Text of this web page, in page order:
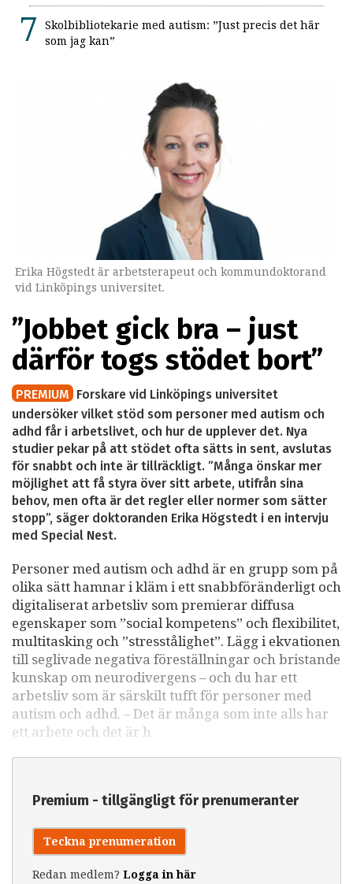
Skolbibliotekarie med autism: ”Just precis det här
som jag kan”
Erika Högstedt är arbetsterapeut och kommundoktorand
vid Linköpings universitet.
”Jobbet gick bra – just
därför togs stödet bort”
PREMIUM Forskare vid Linköpings universitet
undersöker vilket stöd som personer med autism och
adhd får i arbetslivet, och hur de upplever det. Nya
studier pekar på att stödet ofta sätts in sent, avslutas
för snabbt och inte är tillräckligt. ”Många önskar mer
möjlighet att få styra över sitt arbete, utifrån sina
behov, men ofta är det regler eller normer som sätter
stopp”, säger doktoranden Erika Högstedt i en intervju
med Special Nest.
Personer med autism och adhd är en grupp som på
olika sätt hamnar i kläm i ett snabbföränderligt och
digitaliserat arbetsliv som premierar diffusa
egenskaper som ”social kompetens” och flexibilitet,
multitasking och ”stresstålighet”. Lägg i ekvationen
till seglivade negativa föreställningar och bristande
kunskap om neurodivergens – och du har ett
arbetsliv som är särskilt tufft för personer med
autism och adhd. – Det är många som inte alls har
ett arbete och det är h
Premium - tillgängligt för prenumeranter
Teckna prenumeration
Redan medlem? Logga in här